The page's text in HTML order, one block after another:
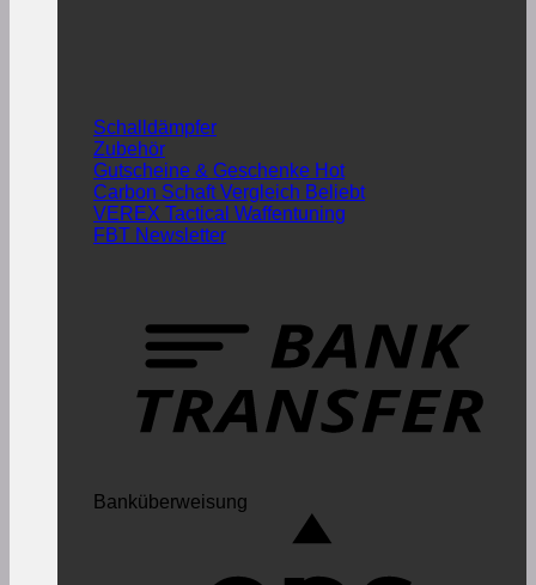
Schalldämpfer
Zubehör
Gutscheine & Geschenke
Carbon Schaft Vergleich
VEREX Tactical Waffentuning
FBT Newsletter
Banküberweisung